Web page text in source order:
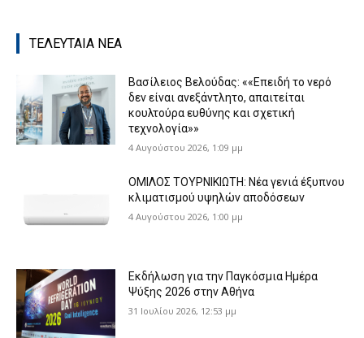
ΤΕΛΕΥΤΑΙΑ ΝΕΑ
Βασίλειος Βελούδας: ««Eπειδή το νερό
δεν είναι ανεξάντλητο, απαιτείται
κουλτούρα ευθύνης και σχετική
τεχνολογία»»
4 Αυγούστου 2026, 1:09 μμ
ΟΜΙΛΟΣ ΤΟΥΡΝΙΚΙΩΤΗ: Νέα γενιά έξυπνου
κλιματισμού υψηλών αποδόσεων
4 Αυγούστου 2026, 1:00 μμ
Εκδήλωση για την Παγκόσμια Ημέρα
Ψύξης 2026 στην Αθήνα
31 Ιουλίου 2026, 12:53 μμ